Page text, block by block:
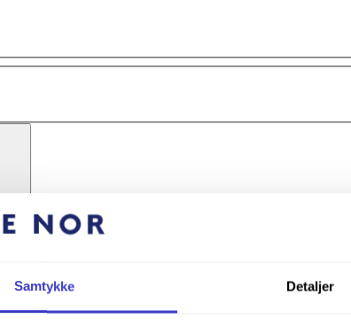
Samtykke Detaljer